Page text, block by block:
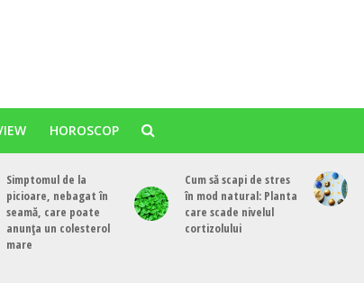
HOROSCOP
Simptomul de la
picioare, nebagat în
seamă, care poate
anunța un colesterol
mare
Cum să scapi de stres
în mod natural: Planta
care scade nivelul
cortizolului